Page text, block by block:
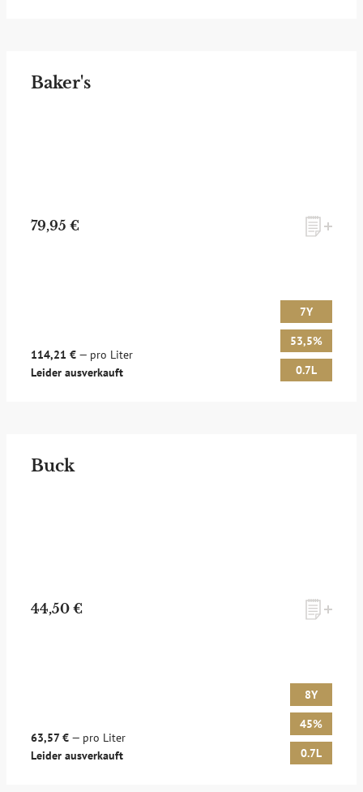
Baker's
79,95 €
114,21 € — pro Liter
Leider ausverkauft
7Y
53,5%
0.7L
Buck
44,50 €
63,57 € — pro Liter
Leider ausverkauft
8Y
45%
0.7L